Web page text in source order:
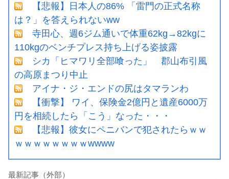
【悲報】日本人の86% 「雷門の正式名称
は？」を答えられないww
寺田心、週6ジム通いで体重62kg→82kgに
110kgのベンチプレス持ち上げる姿披露
シカ「ヒマワリ全部喰った」 郡山布引風
の高原まつり中止
アイナ・ジ・エンドの尻はタマランわ
【衝撃】 ワイ、保険金2億円と遺産6000万
円を相続したら「こう」なった・・・
【悲報】彼女にペニバンで犯されたらｗｗ
ｗｗｗｗｗｗｗｗwwww
最新記事（外部）